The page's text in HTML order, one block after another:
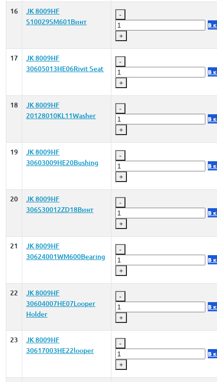
16
JK 8009HF
S10029SM601Винт
-
+
В
17
JK 8009HF
30605013HE06Rivit Seat
-
+
В
18
JK 8009HF
20128010KL11Washer
-
+
В
19
JK 8009HF
30603009HE20Bushing
-
+
В
20
JK 8009HF
306S30012ZD18Винт
-
+
В
21
JK 8009HF
30624001WM600Bearing
-
+
В
22
JK 8009HF
30604007HE07Looper
Holder
-
+
В
23
JK 8009HF
30617003HE22looper
-
+
В